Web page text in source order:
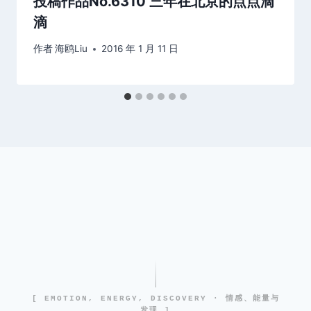
滴
作者海鸥Liu 2016 年 1 月 11 日
[ EMOTION, ENERGY, DISCOVERY · 情感、能量与